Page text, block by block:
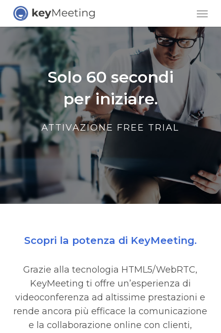
Skip
content
Solo 60 secondi
per iniziare.
ATTIVAZIONE FREE TRIAL
Scopri la potenza di KeyMeeting.
Grazie alla tecnologia HTML5/WebRTC,
KeyMeeting ti offre un’esperienza di
videoconferenza ad altissime prestazioni e
rende ancora più efficace la comunicazione
e la collaborazione online con clienti,